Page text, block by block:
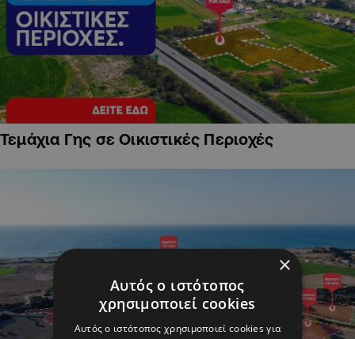
Τεμάχια Γης σε Οικιστικές Περιοχές
×
Αυτός ο ιστότοπος
χρησιμοποιεί cookies
Αυτός ο ιστότοπος χρησιμοποιεί cookies για